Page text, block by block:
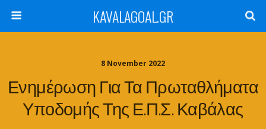
KAVALAGOAL.GR
8 November 2022
Ενημέρωση Για Τα Πρωταθλήματα
Υποδομής Της Ε.Π.Σ. Καβάλας